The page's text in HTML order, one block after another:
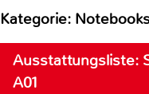
Kategorie:
Ausstattungsliste:
A01